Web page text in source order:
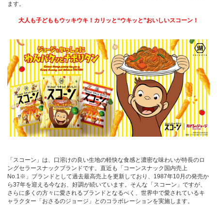
ます。
大人も子どももウッキウキ！カリッと“ウキッと”おいしいスコーン！
「スコーン」は、口溶けの良い生地の軽快な食感と濃密な味わいが特長のロ
ングセラースナックブランドです。直近も「コーンスナック国内売上
No.1※」ブランドとして過去最高売上を更新しており、1987年10月の発売か
ら37年を迎える今なお、好調が続いています。そんな「スコーン」ですが、
さらに多くの方々に愛されるブランドとなるべく、世界中で愛されているキ
ャラクター「おさるのジョージ」とのコラボレーションを実施します。